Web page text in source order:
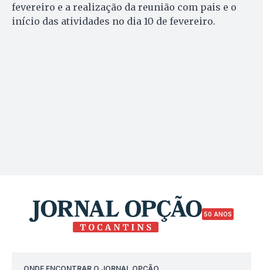
fevereiro e a realização da reunião com pais e o
início das atividades no dia 10 de fevereiro.
50 ANOS